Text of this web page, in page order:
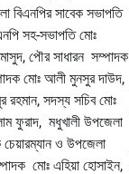
বিএনপির সাবেক সভাপতি
সহ-সভাপতি মোঃ
পৌর সাধারন সম্পাদক
মোঃ আলী মুনসুর দাউদ,
রহমান, সদস্য সচিব মোঃ
ফুরাদ, মধুখালী উপজেলা
ও উপজেলা
মোঃ এহিয়া হোসাইন,